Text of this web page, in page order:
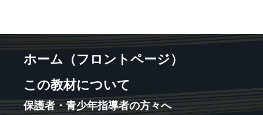
ホーム（フロントページ）
この教材について
保護者・青少年指導者の方々へ